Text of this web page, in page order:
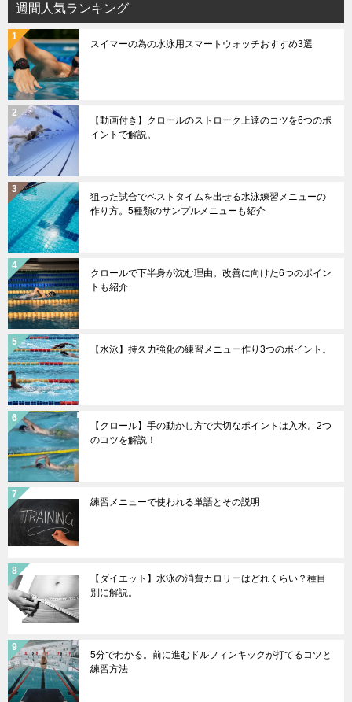
週間人気ランキング
スイマーの為の水泳用スマートウォッチおすすめ3選
【動画付き】クロールのストローク上達のコツを6つのポ
イントで解説。
狙った試合でベストタイムを出せる水泳練習メニューの
作り方。5種類のサンプルメニューも紹介
クロールで下半身が沈む理由。改善に向けた6つのポイン
トも紹介
【水泳】持久力強化の練習メニュー作り3つのポイント。
【クロール】手の動かし方で大切なポイントは入水。2つ
のコツを解説！
練習メニューで使われる単語とその説明
【ダイエット】水泳の消費カロリーはどれくらい？種目
別に解説。
5分でわかる。前に進むドルフィンキックが打てるコツと
練習方法